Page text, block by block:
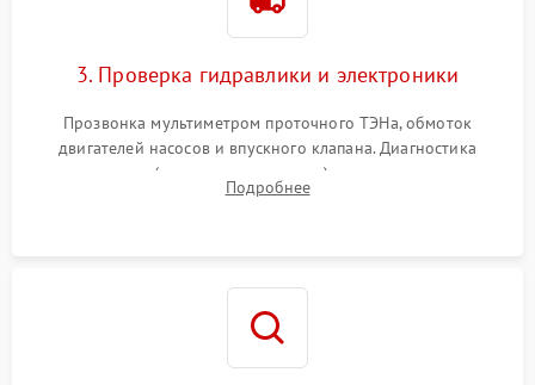
3. Проверка гидравлики и электроники
Прозвонка мультиметром проточного ТЭНа, обмоток
двигателей насосов и впускного клапана. Диагностика
прессостата (датчика уровня воды), датчика мутности,
концевика дверцы и электронного модуля управления.
Подробнее